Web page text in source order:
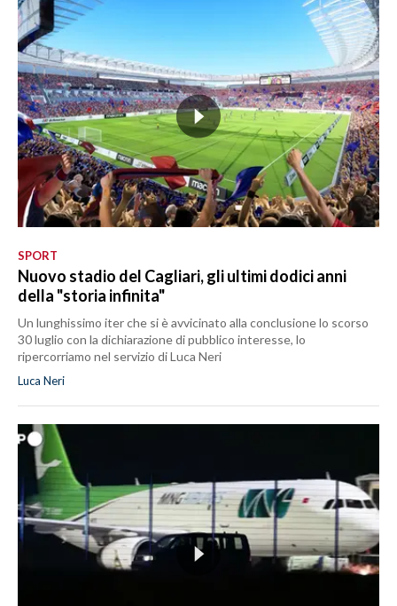
SPORT
Nuovo stadio del Cagliari, gli ultimi dodici anni
della "storia infinita"
Un lunghissimo iter che si è avvicinato alla conclusione lo scorso
30 luglio con la dichiarazione di pubblico interesse, lo
ripercorriamo nel servizio di Luca Neri
Luca Neri